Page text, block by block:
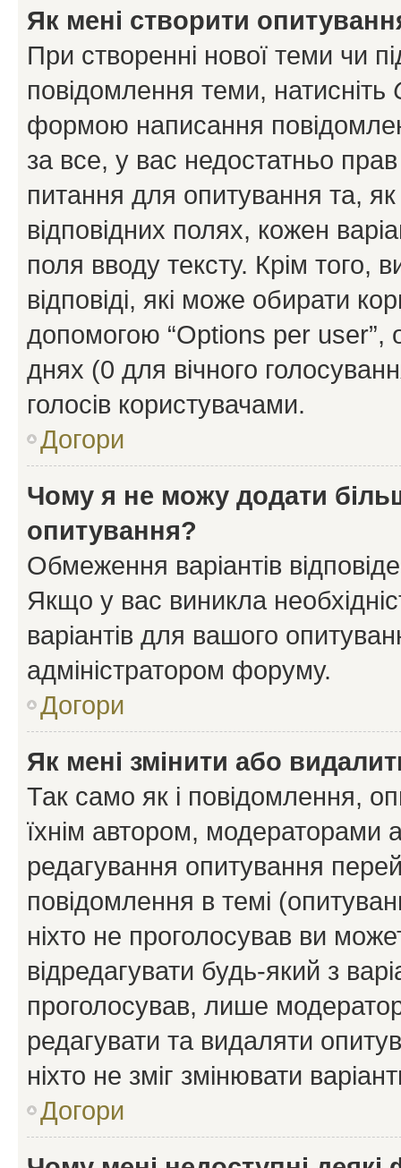
Як мені створити
При створенні нової теми чи
повідомлення теми, натисніть
формою написання
за все, у вас недостатньо
питання для опитування та, як
відповідних полях, кожен
поля вводу тексту. Крім того,
відповіді, які може обирати
допомогою “Options per user”,
днях (0 для вічного
голосів користувачами.
Догори
Чому я не можу додати
опитування?
Обмеження варіантів
Якщо у вас виникла
варіантів для вашого
адміністратором форуму.
Догори
Як мені змінити або
Так само як і повідомлення,
їхнім автором, модераторами
редагування опитування
повідомлення в темі
ніхто не проголосував ви
відредагувати будь-який з
проголосував, лише
редагувати та видаляти
ніхто не зміг змінювати
Догори